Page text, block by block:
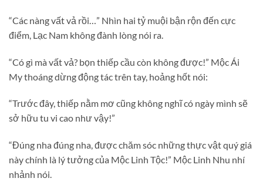
“Các nàng vất vả rồi…” Nhìn hai tỷ muội bận rộn đến cực
điểm, Lạc Nam không đành lòng nói ra.
“Có gì mà vất vả? bọn thiếp cầu còn không được!” Mộc Ái
My thoáng dừng động tác trên tay, hoảng hốt nói:
“Trước đây, thiếp nằm mơ cũng không nghĩ có ngày mình sẽ
sở hữu tu vi cao như vậy!”
“Đúng nha đúng nha, được chăm sóc những thực vật quý giá
này chính là lý tưởng của Mộc Linh Tộc!” Mộc Linh Nhu nhí
nhảnh nói.